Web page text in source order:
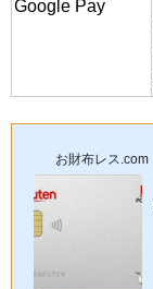
Google Pay
お財布レス.com